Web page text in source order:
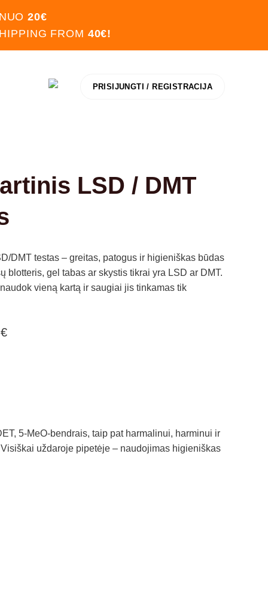
20€
FROM 40€!
PRISIJUNGTI / REGISTRACIJA
LSD / DMT
DMT testas – greitas, patogus ir higieniškas būdas
blotteris, gel tabas ar skystis tikrai yra LSD ar DMT.
vieną kartą ir saugiai jis tinkamas tik
€Current
5‑MeO‑bendrais, taip pat harmalinui, harminui ir
uždaroje pipetėje – naudojimas higieniškas